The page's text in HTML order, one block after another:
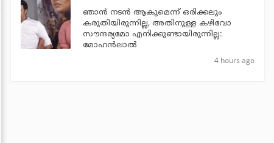
ഞാൻ നടൻ ആകുമെന്ന് ഒരിക്കലും
കരുതിയിരുന്നില്ല, അതിനുള്ള കഴിവോ
സൗന്ദര്യമോ എനിക്കുണ്ടായിരുന്നില്ല:
മോഹൻലാൽ
4 hours ago